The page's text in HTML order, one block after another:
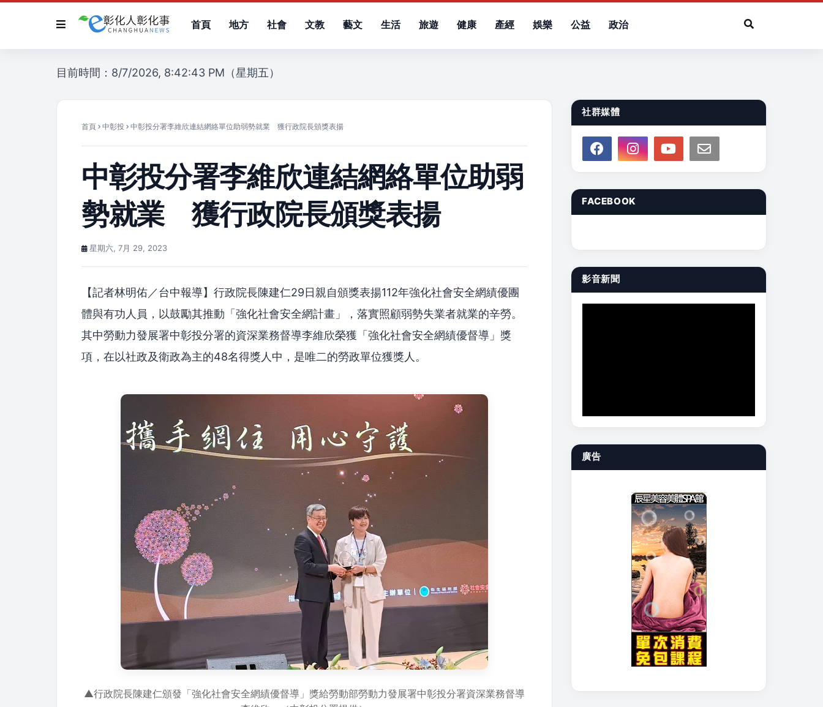
首頁 地方 社會 文教 藝文 生活 旅遊 健康 產經 娛樂 公益 政治
目前時間：8/7/2026, 8:42:43 PM（星期五）
首頁 中彰投 中彰投分署李維欣連結網絡單位助弱勢就業 獲行政院長頒獎表揚
中彰投分署李維欣連結網絡單位助弱
勢就業 獲行政院長頒獎表揚
星期六, 7月 29, 2023
【記者林明佑／台中報導】行政院長陳建仁29日親自頒獎表揚112年強化社會安全網績優團
體與有功人員，以鼓勵其推動「強化社會安全網計畫」，落實照顧弱勢失業者就業的辛勞。
其中勞動力發展署中彰投分署的資深業務督導李維欣榮獲「強化社會安全網績優督導」獎
項，在以社政及衛政為主的48名得獎人中，是唯二的勞政單位獲獎人。
▲行政院長陳建仁頒發「強化社會安全網績優督導」獎給勞動部勞動力發展署中彰投分署資深業務督導
社群媒體
FACEBOOK
影音新聞
廣告